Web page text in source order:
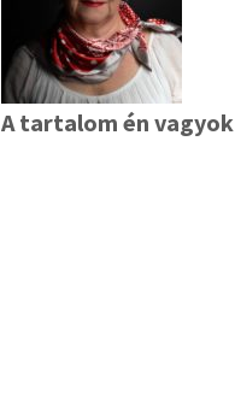
A tartalom én vagyok